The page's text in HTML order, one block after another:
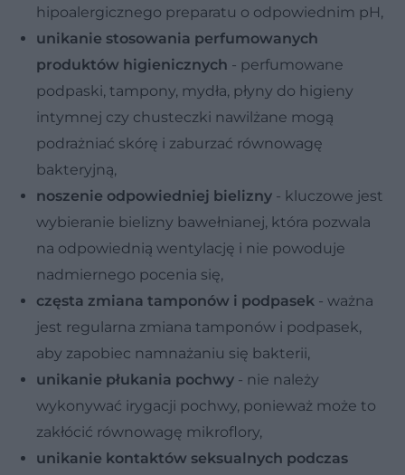
hipoalergicznego preparatu o odpowiednim pH,
unikanie stosowania perfumowanych
produktów higienicznych - perfumowane
podpaski, tampony, mydła, płyny do higieny
intymnej czy chusteczki nawilżane mogą
podrażniać skórę i zaburzać równowagę
bakteryjną,
noszenie odpowiedniej bielizny - kluczowe jest
wybieranie bielizny bawełnianej, która pozwala
na odpowiednią wentylację i nie powoduje
nadmiernego pocenia się,
częsta zmiana tamponów i podpasek - ważna
jest regularna zmiana tamponów i podpasek,
aby zapobiec namnażaniu się bakterii,
unikanie płukania pochwy - nie należy
wykonywać irygacji pochwy, ponieważ może to
zakłócić równowagę mikroflory,
unikanie kontaktów seksualnych podczas